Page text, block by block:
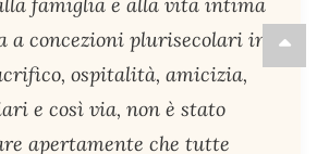
a concezioni plurisecolari in
ospitalità, amicizia,
e così via, non è stato
apertamente che tutte